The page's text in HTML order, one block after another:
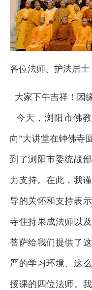
各位法师、护法居士
大家下午吉祥！因
今天，浏阳市佛
向”大讲堂在钟佛寺
到了浏阳市委统战
力支持。在此，我
导的关怀和支持表
寺住持果成法师以
菩萨给我们提供了
严的学习环境、这
授课的四位法师。